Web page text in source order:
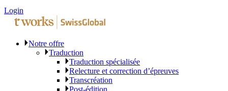
Login
Notre offre
Traduction
Traduction spécialisée
Relecture et correction d’épreuves
Transcréation
Post-édition